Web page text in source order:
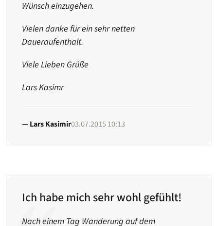
Wünsch einzugehen.
Vielen danke für ein sehr netten
Daueraufenthalt.
Viele Lieben Grüße
Lars Kasimr
Lars Kasimir03.07.2015 10:13
Ich habe mich sehr wohl gefühlt!
Nach einem Tag Wanderung auf dem